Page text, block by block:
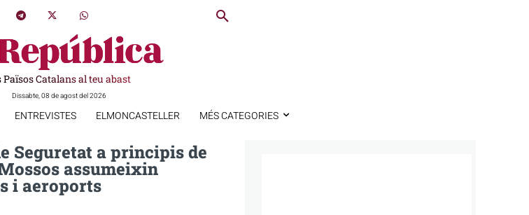
Països Catalans al teu abast
Dissabte, 08 de agost del 2026
ENTREVISTES ELMONCASTELLER MÉS CATEGORIES
Seguretat a principis de
assumeixin
i aeroports